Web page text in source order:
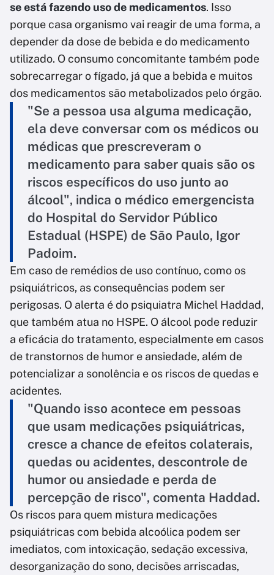
se está fazendo uso de medicamentos. Isso
porque casa organismo vai reagir de uma forma, a
depender da dose de bebida e do medicamento
utilizado. O consumo concomitante também pode
sobrecarregar o fígado, já que a bebida e muitos
dos medicamentos são metabolizados pelo órgão.
"Se a pessoa usa alguma medicação,
ela deve conversar com os médicos ou
médicas que prescreveram o
medicamento para saber quais são os
riscos específicos do uso junto ao
álcool", indica o médico emergencista
do Hospital do Servidor Público
Estadual (HSPE) de São Paulo, Igor
Padoim.
Em caso de remédios de uso contínuo, como os
psiquiátricos, as consequências podem ser
perigosas. O alerta é do psiquiatra Michel Haddad,
que também atua no HSPE. O álcool pode reduzir
a eficácia do tratamento, especialmente em casos
de transtornos de humor e ansiedade, além de
potencializar a sonolência e os riscos de quedas e
acidentes.
"Quando isso acontece em pessoas
que usam medicações psiquiátricas,
cresce a chance de efeitos colaterais,
quedas ou acidentes, descontrole de
humor ou ansiedade e perda de
percepção de risco", comenta Haddad.
Os riscos para quem mistura medicações
psiquiátricas com bebida alcoólica podem ser
imediatos, com intoxicação, sedação excessiva,
desorganização do sono, decisões arriscadas,